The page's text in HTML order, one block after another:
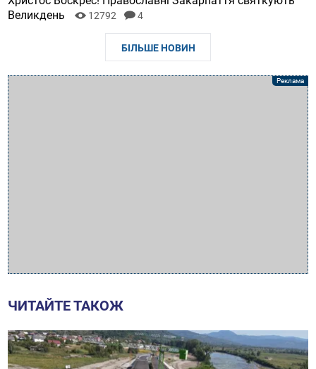
Великдень
12792 4
БІЛЬШЕ НОВИН
ЧИТАЙТЕ ТАКОЖ